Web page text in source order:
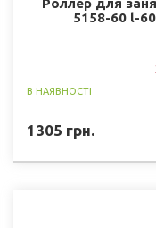
Роллер для
5158-60 l-
В НАЯВНОСТІ
1305 грн.